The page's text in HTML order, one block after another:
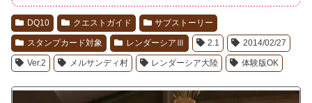
DQ10 クエストガイド サブストーリー
スタンプカード対象 レンダーシアⅢ 2.1 2014/02/27
Ver.2 メルサンディ村 レンダーシア大陸 体験版OK